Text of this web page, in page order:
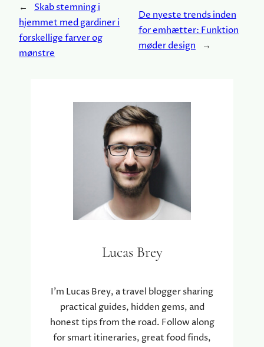
←
Skab stemning i
hjemmet med gardiner i
forskellige farver og
mønstre
De nyeste trends inden
for emhætter: Funktion
møder design
→
Lucas Brey
I’m Lucas Brey, a travel blogger sharing
practical guides, hidden gems, and
honest tips from the road. Follow along
for smart itineraries, great food finds,